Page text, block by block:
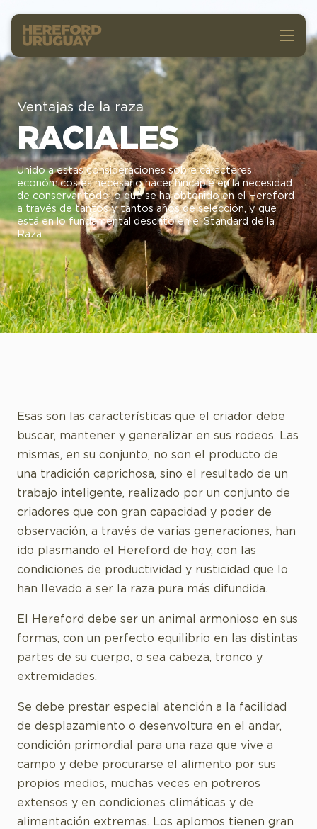
Ventajas de la raza
RACIALES
Unido a estas consideraciones sobre caracteres
económicos es necesario hacer hincapié en la necesidad
de conservar todo lo que se ha obtenido en el Hereford
a través de tantos y tantos años de selección, y que
está en lo fundamental descrito en el Standard de la
Raza.
Esas son las características que el criador debe
buscar, mantener y generalizar en sus rodeos. Las
mismas, en su conjunto, no son el producto de
una tradición caprichosa, sino el resultado de un
trabajo inteligente, realizado por un conjunto de
criadores que con gran capacidad y poder de
observación, a través de varias generaciones, han
ido plasmando el Hereford de hoy, con las
condiciones de productividad y rusticidad que lo
han llevado a ser la raza pura más difundida.
El Hereford debe ser un animal armonioso en sus
formas, con un perfecto equilibrio en las distintas
partes de su cuerpo, o sea cabeza, tronco y
extremidades.
Se debe prestar especial atención a la facilidad
de desplazamiento o desenvoltura en el andar,
condición primordial para una raza que vive a
campo y debe procurarse el alimento por sus
propios medios, muchas veces en potreros
extensos y en condiciones climáticas y de
alimentación extremas. Los aplomos tienen gran